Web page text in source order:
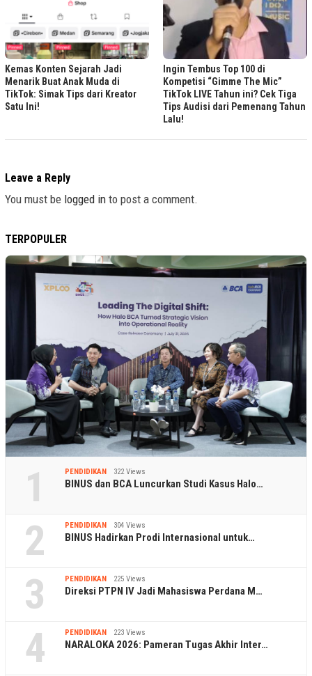
Kemas Konten Sejarah Jadi
Menarik Buat Anak Muda di
TikTok: Simak Tips dari Kreator
Satu Ini!
Ingin Tembus Top 100 di
Kompetisi “Gimme The Mic”
TikTok LIVE Tahun ini? Cek Tiga
Tips Audisi dari Pemenang Tahun
Lalu!
Leave a Reply
You must be logged in to post a comment.
TERPOPULER
1 PENDIDIKAN 322 Views
BINUS dan BCA Luncurkan Studi Kasus Halo…
2 PENDIDIKAN 304 Views
BINUS Hadirkan Prodi Internasional untuk…
3 PENDIDIKAN 225 Views
Direksi PTPN IV Jadi Mahasiswa Perdana M…
4 PENDIDIKAN 223 Views
NARALOKA 2026: Pameran Tugas Akhir Inter…